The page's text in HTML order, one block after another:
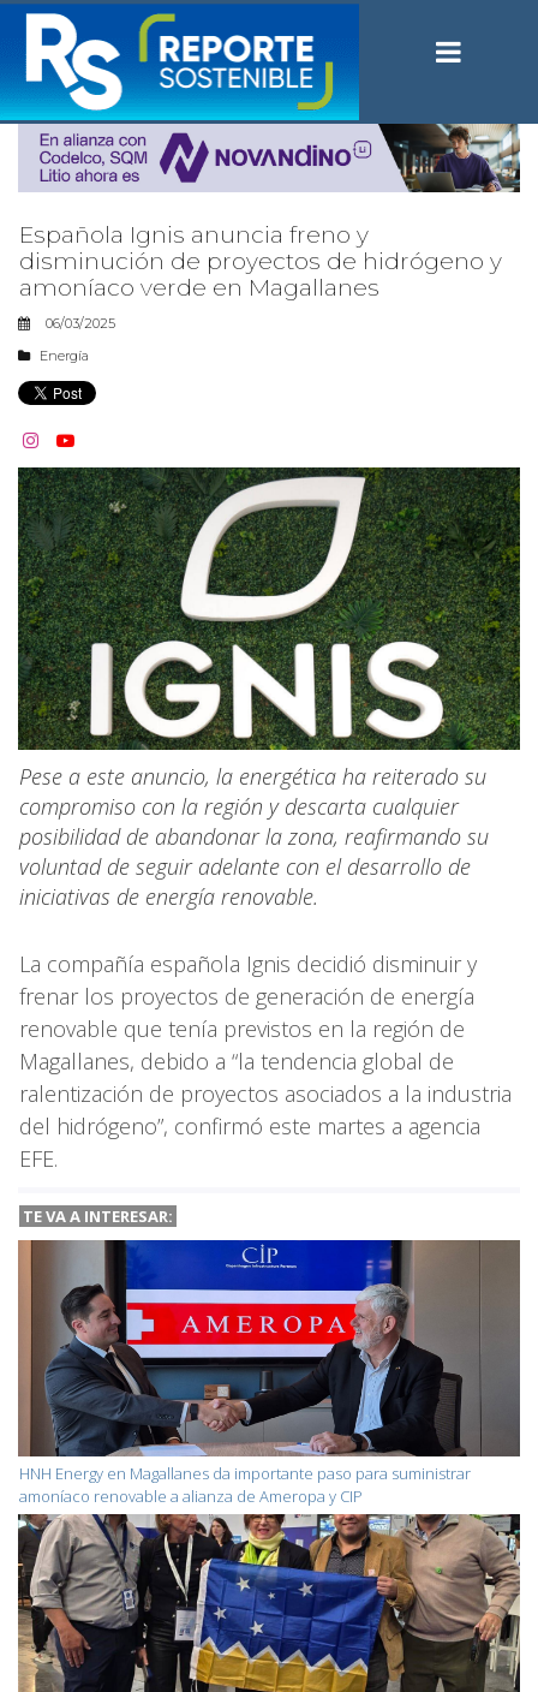
Española Ignis anuncia freno y
disminución de proyectos de hidrógeno y
amoníaco verde en Magallanes
06/03/2025
Energía
 
Pese a este anuncio, la energética ha reiterado su
compromiso con la región y descarta cualquier
posibilidad de abandonar la zona, reafirmando su
voluntad de seguir adelante con el desarrollo de
iniciativas de energía renovable.
La compañía española Ignis decidió disminuir y
frenar los proyectos de generación de energía
renovable que tenía previstos en la región de
Magallanes, debido a “la tendencia global de
ralentización de proyectos asociados a la industria
del hidrógeno”, confirmó este martes a agencia
EFE.
TE VA A INTERESAR:
HNH Energy en Magallanes da importante paso para suministrar
amoníaco renovable a alianza de Ameropa y CIP